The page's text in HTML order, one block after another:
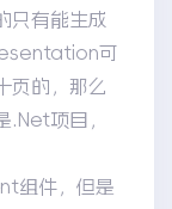
只有能生成
可
页的，那么
.Net项目，
组件，但是